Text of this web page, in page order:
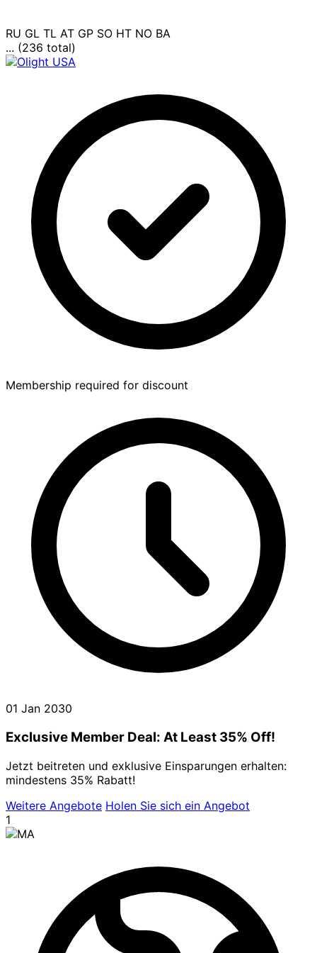
RU GL TL AT GP SO HT NO BA
... (236 total)
Membership required for discount
01 Jan 2030
Exclusive Member Deal: At Least 35% Off!
Jetzt beitreten und exklusive Einsparungen erhalten:
mindestens 35% Rabatt!
Weitere Angebote Holen Sie sich ein Angebot
1